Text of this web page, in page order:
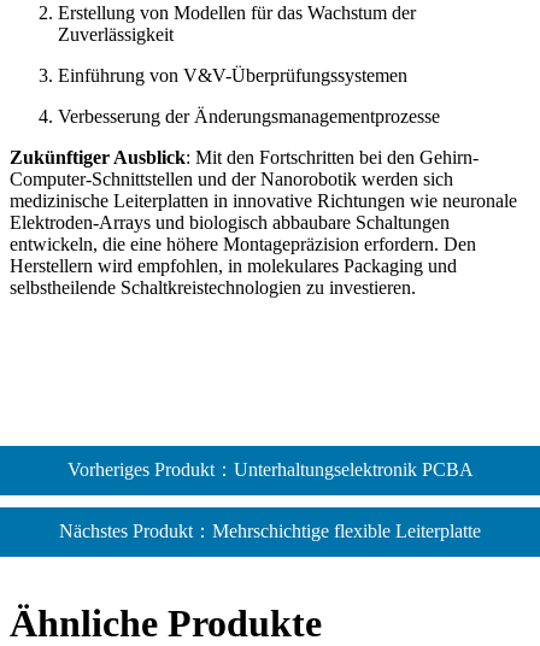
Erstellung von Modellen für das Wachstum der
Zuverlässigkeit
Einführung von V&V-Überprüfungssystemen
Verbesserung der Änderungsmanagementprozesse
Zukünftiger Ausblick: Mit den Fortschritten bei den Gehirn-
Computer-Schnittstellen und der Nanorobotik werden sich
medizinische Leiterplatten in innovative Richtungen wie neuronale
Elektroden-Arrays und biologisch abbaubare Schaltungen
entwickeln, die eine höhere Montagepräzision erfordern. Den
Herstellern wird empfohlen, in molekulares Packaging und
selbstheilende Schaltkreistechnologien zu investieren.
Vorheriges Produkt：Unterhaltungselektronik PCBA
Nächstes Produkt：Mehrschichtige flexible Leiterplatte
Ähnliche Produkte